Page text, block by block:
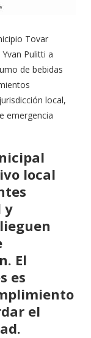
Tovar
Pulitti a
de bebidas
local,
emergencia
local
y
El
es
el